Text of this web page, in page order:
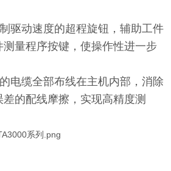
驱动速度的超程旋钮，辅助工件
量程序按键，使操作性进一步
电缆全部布线在主机内部，消除
的配线摩擦，实现高精度测